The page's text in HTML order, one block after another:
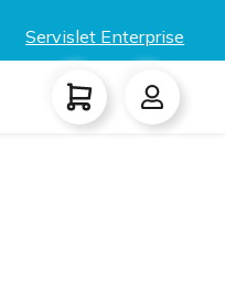
Servislet Enterprise